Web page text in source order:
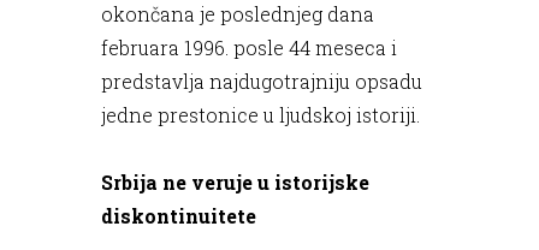
okončana je poslednjeg dana
februara 1996. posle 44 meseca i
predstavlja najdugotrajniju opsadu
jedne prestonice u ljudskoj istoriji.
Srbija ne veruje u istorijske
diskontinuitete